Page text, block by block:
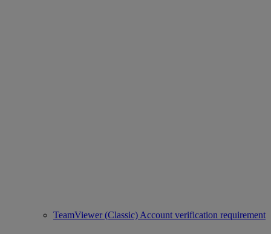
TeamViewer (Classic) Account verification requirement